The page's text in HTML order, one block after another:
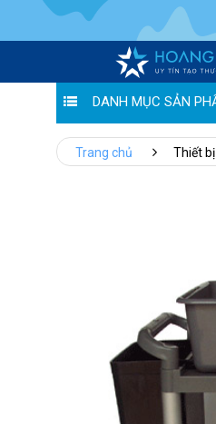
DANH MỤC SẢN
Trang chủ Thiết